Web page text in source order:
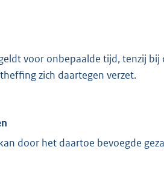
voor onbepaalde tijd, tenzij
zich daartegen verzet.
door het daartoe bevoegde